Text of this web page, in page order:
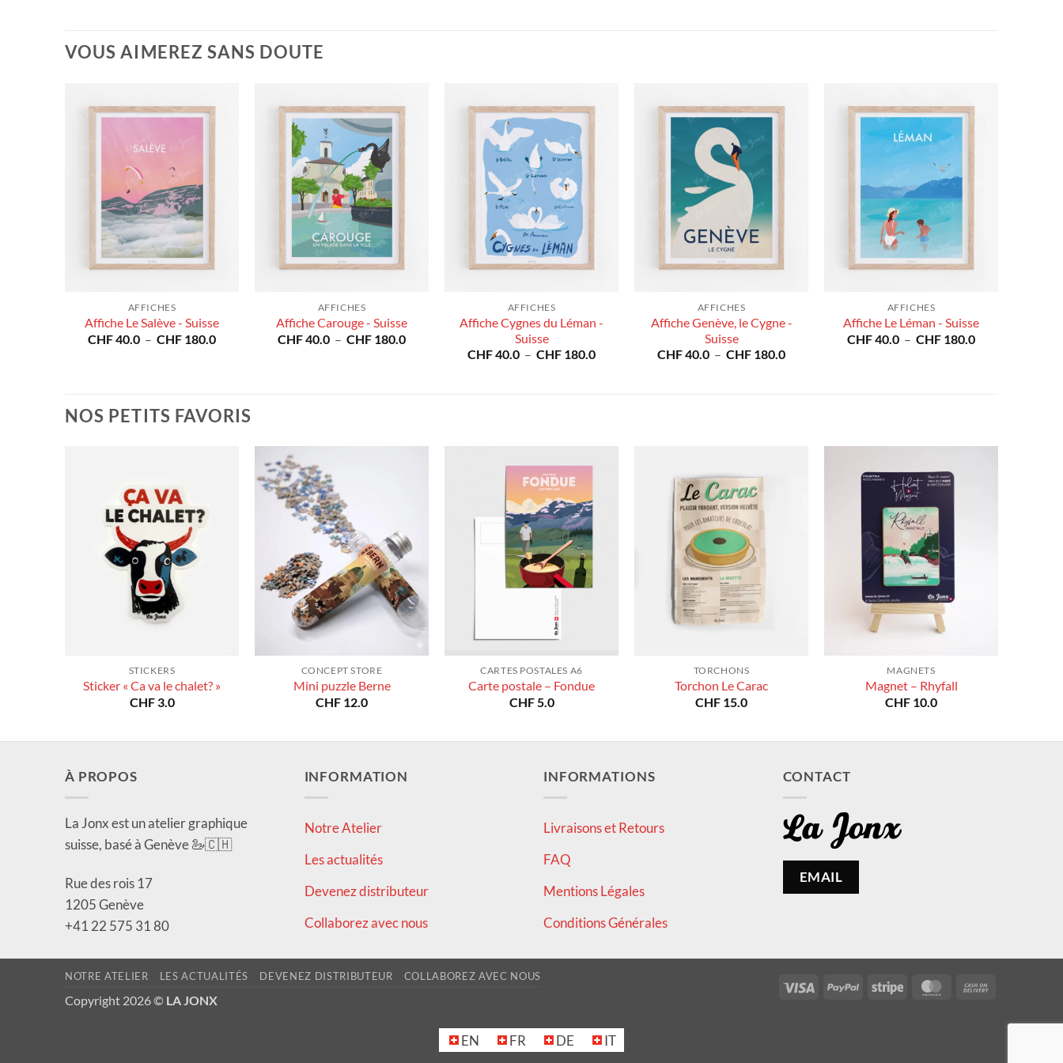
VOUS AIMEREZ SANS DOUTE
AFFICHES
Affiche Le Salève - Suisse
CHF40.0 – CHF 180.0Plage
AFFICHES
Affiche Carouge - Suisse
CHF40.0 – CHF 180.0Plage
AFFICHES
Affiche Cygnes du Léman -
Suisse
CHF40.0 – CHF 180.0Plage
AFFICHES
Affiche Genève, le Cygne -
Suisse
CHF40.0 – CHF 180.0Plage
AFFICHES
Affiche Le Léman - Suisse
CHF40.0 – CHF 180.0Plage
NOS PETITS FAVORIS
STICKERS
Sticker « Ca va le chalet? »
CHF3.0
CONCEPT STORE
Mini puzzle Berne
CHF 12.0
CARTES POSTALES A6
Carte postale – Fondue
CHF5.0
TORCHONS
Torchon Le Carac
CHF 15.0
MAGNETS
Magnet – Rhyfall
CHF 10.0
À PROPOS
La Jonx est un atelier graphique
suisse, basé à Genève 🦢🇨🇭
Rue des rois 17
1205 Genève
+41 22 575 31 80
INFORMATION
Notre Atelier
Les actualités
Devenez distributeur
Collaborez avec nous
INFORMATIONS
Livraisons et Retours
FAQ
Mentions Légales
Conditions Générales
CONTACT
EMAIL
Visa PayPal Stripe MasterCard
Delivery
NOTRE ATELIER LES ACTUALITÉS DEVENEZ DISTRIBUTEUR COLLABOREZ AVEC NOUS
Copyright 2026 © LA JONX
EN FR DE IT